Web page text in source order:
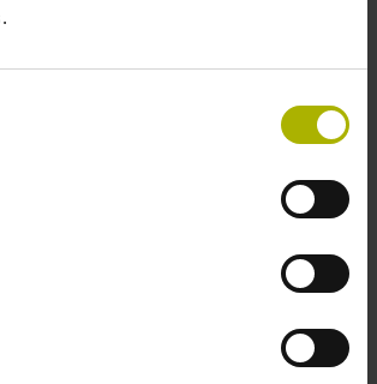
Gen 3
UA k
prováděl jako součást servisu na
a provádět mnohem flexibilněji,